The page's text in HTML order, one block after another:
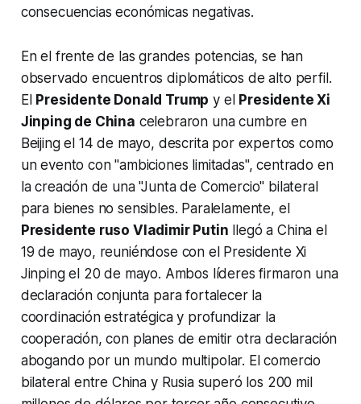
consecuencias económicas negativas.
En el frente de las grandes potencias, se han
observado encuentros diplomáticos de alto perfil.
El Presidente Donald Trump y el Presidente Xi
Jinping de China celebraron una cumbre en
Beijing el 14 de mayo, descrita por expertos como
un evento con "ambiciones limitadas", centrado en
la creación de una "Junta de Comercio" bilateral
para bienes no sensibles. Paralelamente, el
Presidente ruso Vladimir Putin llegó a China el
19 de mayo, reuniéndose con el Presidente Xi
Jinping el 20 de mayo. Ambos líderes firmaron una
declaración conjunta para fortalecer la
coordinación estratégica y profundizar la
cooperación, con planes de emitir otra declaración
abogando por un mundo multipolar. El comercio
bilateral entre China y Rusia superó los 200 mil